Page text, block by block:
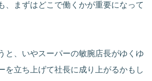
、まずはどこで働くかが重要になって
と、いやスーパーの敏腕店長がゆくゆ
を立ち上げて社長に成り上がるかもし